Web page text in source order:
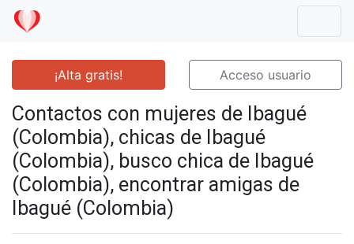
¡Alta gratis! Acceso usuario
Contactos con mujeres de Ibagué
(Colombia), chicas de Ibagué
(Colombia), busco chica de Ibagué
(Colombia), encontrar amigas de
Ibagué (Colombia)